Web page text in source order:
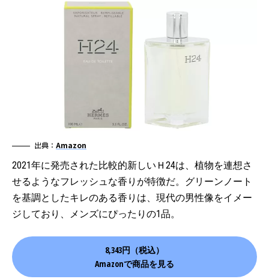
出典： Amazon
2021年に発売された比較的新しいＨ24は、植物を連想さ
せるようなフレッシュな香りが特徴だ。グリーンノート
を基調としたキレのある香りは、現代の男性像をイメー
ジしており、メンズにぴったりの1品。
8,343円（税込）
Amazonで商品を見る